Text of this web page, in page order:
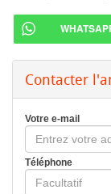
Contacter
Votre e-mail
Téléphone